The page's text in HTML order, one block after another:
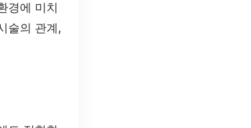
경에 미치
술의 관계,